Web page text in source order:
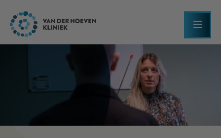
Over de Van der Hoeven Kliniek